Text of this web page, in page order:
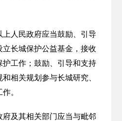
上人民政府应当鼓励、引导
长城保护公益基金，接收
工作；鼓励、引导和支持
相关规划参与长城研究、
。
及其相关部门应当与毗邻